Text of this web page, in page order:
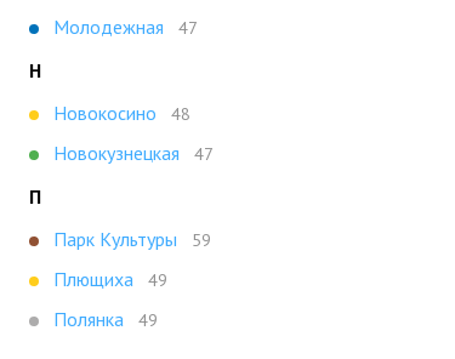
Молодежная 47
Н
Новокосино
48
Новокузнецкая 47
П
Парк Культуры
59
Плющиха 49
Полянка 49